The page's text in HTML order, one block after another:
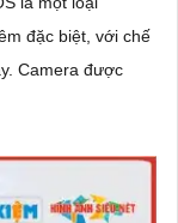
đặc biệt, với chế